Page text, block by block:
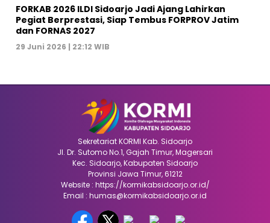
FORKAB 2026 ILDI Sidoarjo Jadi Ajang Lahirkan
Pegiat Berprestasi, Siap Tembus FORPROV Jatim
dan FORNAS 2027
29 Juni 2026 | 22:12 WIB
Sekretariat KORMI Kab. Sidoarjo
Jl. Dr. Sutomo No.1, Gajah Timur, Magersari
Kec. Sidoarjo, Kabupaten Sidoarjo
Provinsi Jawa Timur, 61212
Website : https://kormikabsidoarjo.or.id/
Email : humas@kormikabsidoarjo.or.id